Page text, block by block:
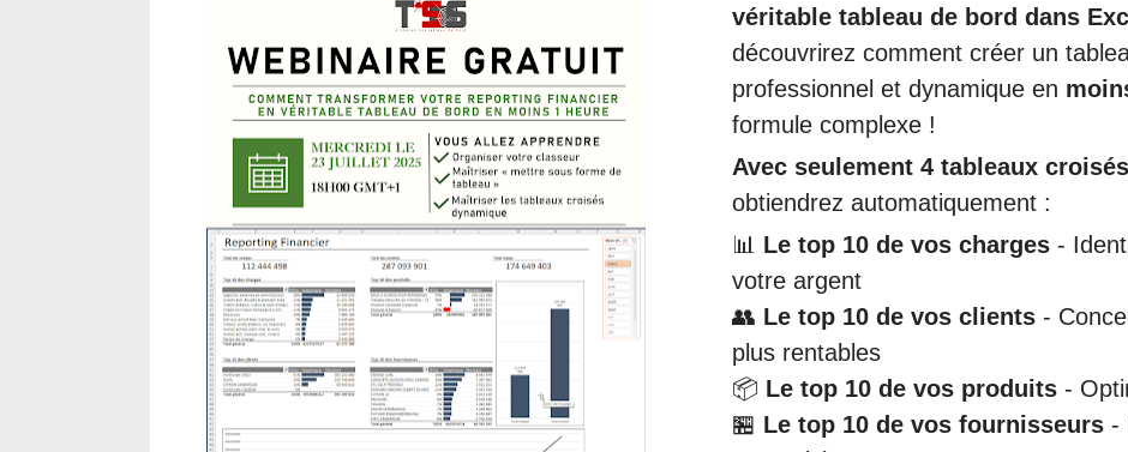
véritable tableau de bord dans
découvrirez comment créer un
professionnel et dynamique en
formule complexe !
Avec seulement 4 tableaux
obtiendrez automatiquement :
📊 Le top 10 de vos charges -
votre argent
👥 Le top 10 de vos clients -
plus rentables
📦 Le top 10 de vos produits -
🏪 Le top 10 de vos fournisseurs -